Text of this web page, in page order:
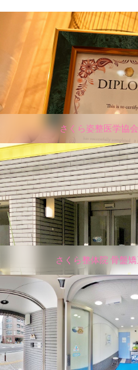
さくら姿整医学協
さくら整体院 骨盤